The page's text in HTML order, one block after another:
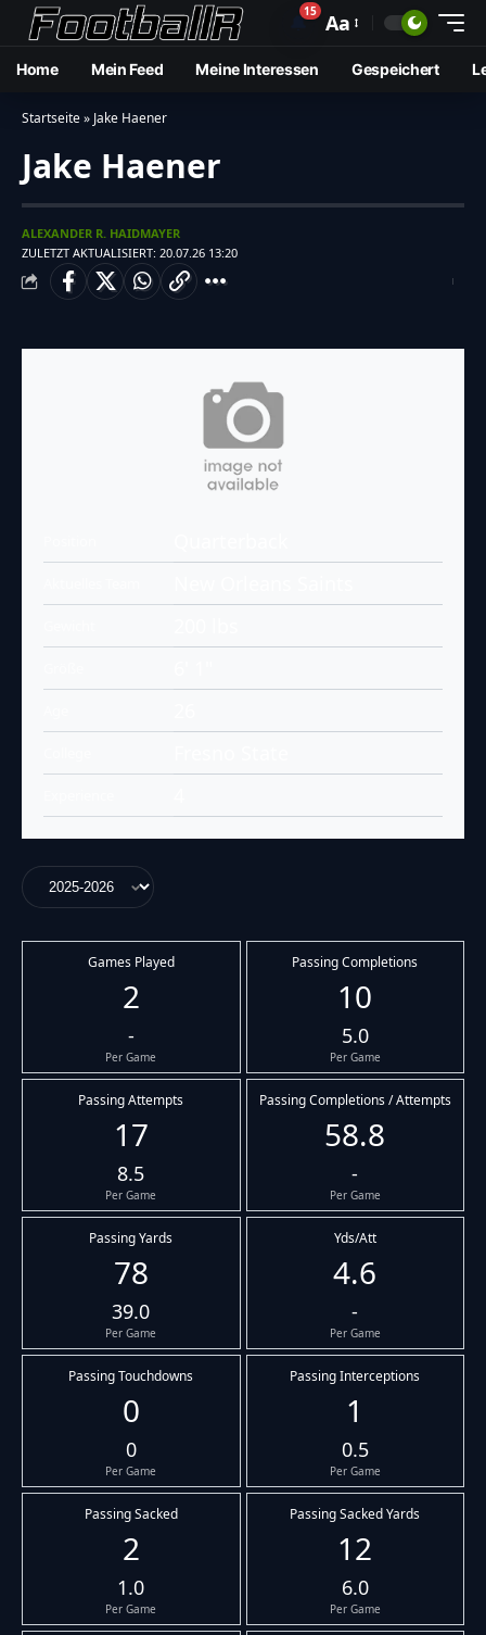
🔔15 Aa
Home Mein Feed Meine Interessen Gespeichert
Startseite» Jake Haener
Jake Haener
ZULETZT AKTUALISIERT: 20.07.26 13:20
ALEXANDER R. HAIDMAYER
Games Played
2
-
Per Game
Passing Completions
10
5.0
Per Game
Passing Attempts
17
8.5
Per Game
Passing Completions / Attempts
58.8
-
Per Game
Passing Yards
78
39.0
Per Game
Yds/Att
4.6
-
Per Game
Passing Touchdowns
0
0
Per Game
Passing Interceptions
1
0.5
Per Game
Passing Sacked
2
1.0
Per Game
Passing Sacked Yards
12
6.0
Per Game